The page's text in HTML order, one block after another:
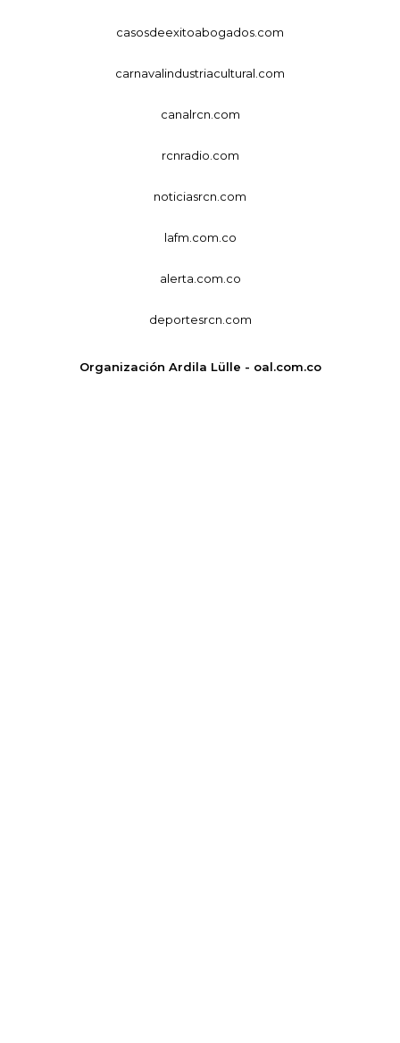
casosdeexitoabogados.com
carnavalindustriacultural.com
canalrcn.com
rcnradio.com
noticiasrcn.com
lafm.com.co
alerta.com.co
deportesrcn.com
Organización Ardila Lülle - oal.com.co